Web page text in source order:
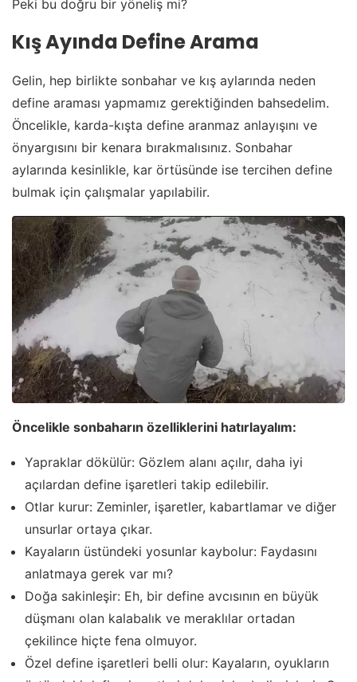
Peki bu doğru bir yöneliş mi?
Kış Ayında Define Arama
Gelin, hep birlikte sonbahar ve kış aylarında neden
define araması yapmamız gerektiğinden bahsedelim.
Öncelikle, karda-kışta define aranmaz anlayışını ve
önyargısını bir kenara bırakmalısınız. Sonbahar
aylarında kesinlikle, kar örtüsünde ise tercihen define
bulmak için çalışmalar yapılabilir.
Öncelikle sonbaharın özelliklerini hatırlayalım:
Yapraklar dökülür: Gözlem alanı açılır, daha iyi
açılardan define işaretleri takip edilebilir.
Otlar kurur: Zeminler, işaretler, kabartlamar ve diğer
unsurlar ortaya çıkar.
Kayaların üstündeki yosunlar kaybolur: Faydasını
anlatmaya gerek var mı?
Doğa sakinleşir: Eh, bir define avcısının en büyük
düşmanı olan kalabalık ve meraklılar ortadan
çekilince hiçte fena olmuyor.
Özel define işaretleri belli olur: Kayaların, oyukların